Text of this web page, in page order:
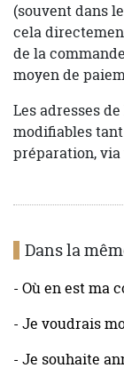
(souvent dans
cela
de la
moyen de
Les adresses
modifiables tant
préparation,
Dans la
- Où en est ma
- Je voudrais
- Je souhaite